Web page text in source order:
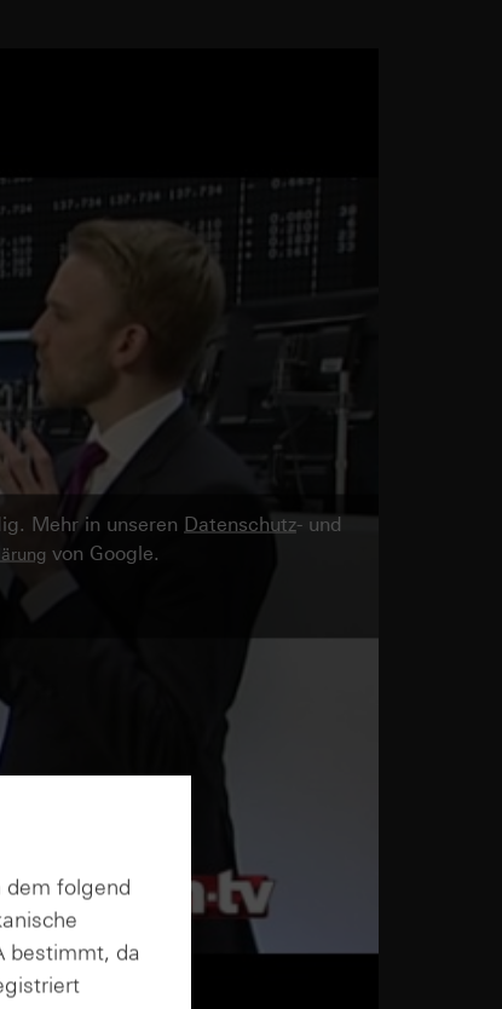
Mehr in unseren Datenschutz- und
von Google.
dem folgend
bestimmt, da